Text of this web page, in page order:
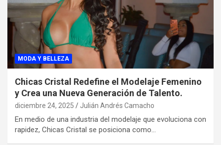
MODA Y BELLEZA
Chicas Cristal Redefine el Modelaje Femenino
y Crea una Nueva Generación de Talento.
diciembre 24, 2025 Julián Andrés Camacho
En medio de una industria del modelaje que evoluciona con
rapidez, Chicas Cristal se posiciona como…